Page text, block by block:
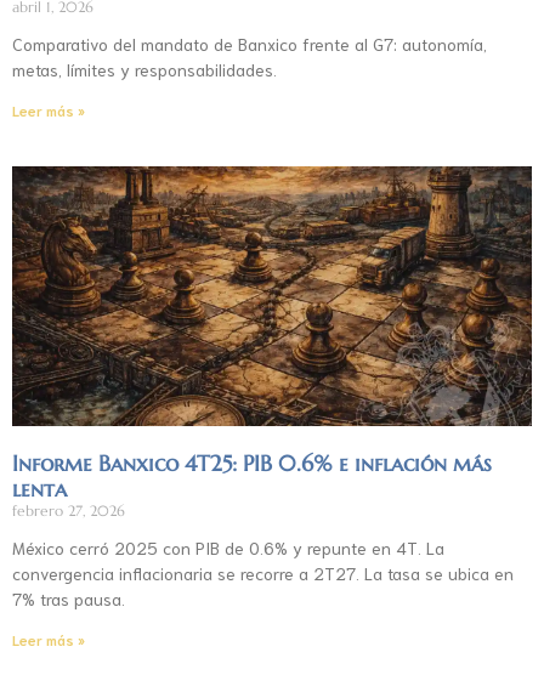
abril 1, 2026
Comparativo del mandato de Banxico frente al G7: autonomía,
metas, límites y responsabilidades.
Leer más »
Informe Banxico 4T25: PIB 0.6% e inflación más
lenta
febrero 27, 2026
México cerró 2025 con PIB de 0.6% y repunte en 4T. La
convergencia inflacionaria se recorre a 2T27. La tasa se ubica en
7% tras pausa.
Leer más »